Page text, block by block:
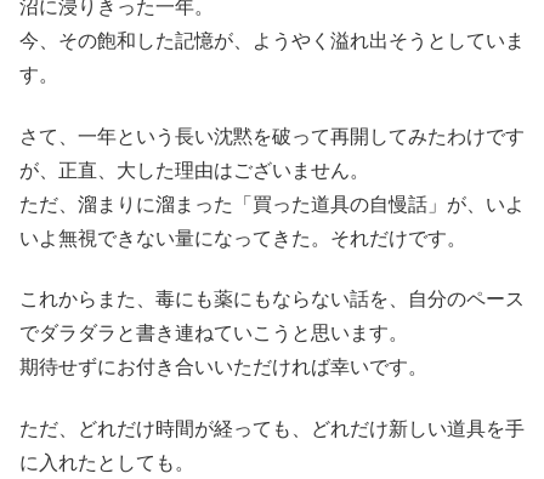
沼に浸りきった一年。
今、その飽和した記憶が、ようやく溢れ出そうとしていま
す。
さて、一年という長い沈黙を破って再開してみたわけです
が、正直、大した理由はございません。
ただ、溜まりに溜まった「買った道具の自慢話」が、いよ
いよ無視できない量になってきた。それだけです。
これからまた、毒にも薬にもならない話を、自分のペース
でダラダラと書き連ねていこうと思います。
期待せずにお付き合いいただければ幸いです。
ただ、どれだけ時間が経っても、どれだけ新しい道具を手
に入れたとしても。